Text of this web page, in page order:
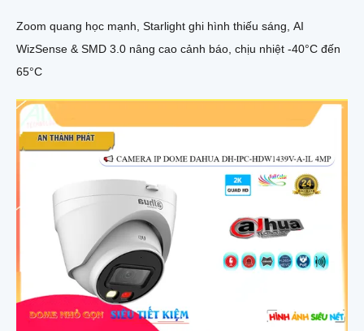
Zoom quang học mạnh, Starlight ghi hình thiếu sáng, AI
WizSense & SMD 3.0 nâng cao cảnh báo, chịu nhiệt -40°C đến
65°C